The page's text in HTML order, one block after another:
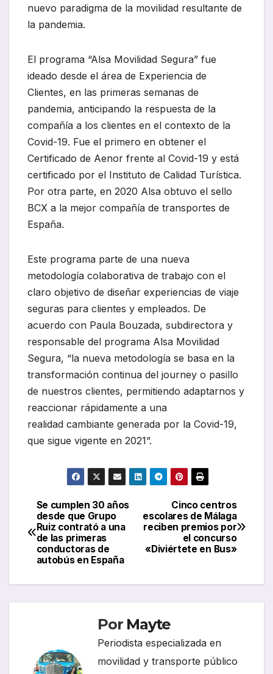
nuevo paradigma de la movilidad resultante de
la pandemia.
El programa “Alsa Movilidad Segura” fue
ideado desde el área de Experiencia de
Clientes, en las primeras semanas de
pandemia, anticipando la respuesta de la
compañía a los clientes en el contexto de la
Covid-19. Fue el primero en obtener el
Certificado de Aenor frente al Covid-19 y está
certificado por el Instituto de Calidad Turística.
Por otra parte, en 2020 Alsa obtuvo el sello
BCX a la mejor compañía de transportes de
España.
Este programa parte de una nueva
metodología colaborativa de trabajo con el
claro objetivo de diseñar experiencias de viaje
seguras para clientes y empleados. De
acuerdo con Paula Bouzada, subdirectora y
responsable del programa Alsa Movilidad
Segura, “la nueva metodología se basa en la
transformación continua del journey o pasillo
de nuestros clientes, permitiendo adaptarnos y
reaccionar rápidamente a una
realidad cambiante generada por la Covid-19,
que sigue vigente en 2021”.
Navegación
de
entradas
Cinco centros
escolares de Málaga
reciben premios por
el concurso
«Diviértete en Bus»
Se cumplen 30 años
desde que Grupo
Ruiz contrató a una
de las primeras
conductoras de
autobús en España
Por Mayte
Periodista especializada en
movilidad y transporte público